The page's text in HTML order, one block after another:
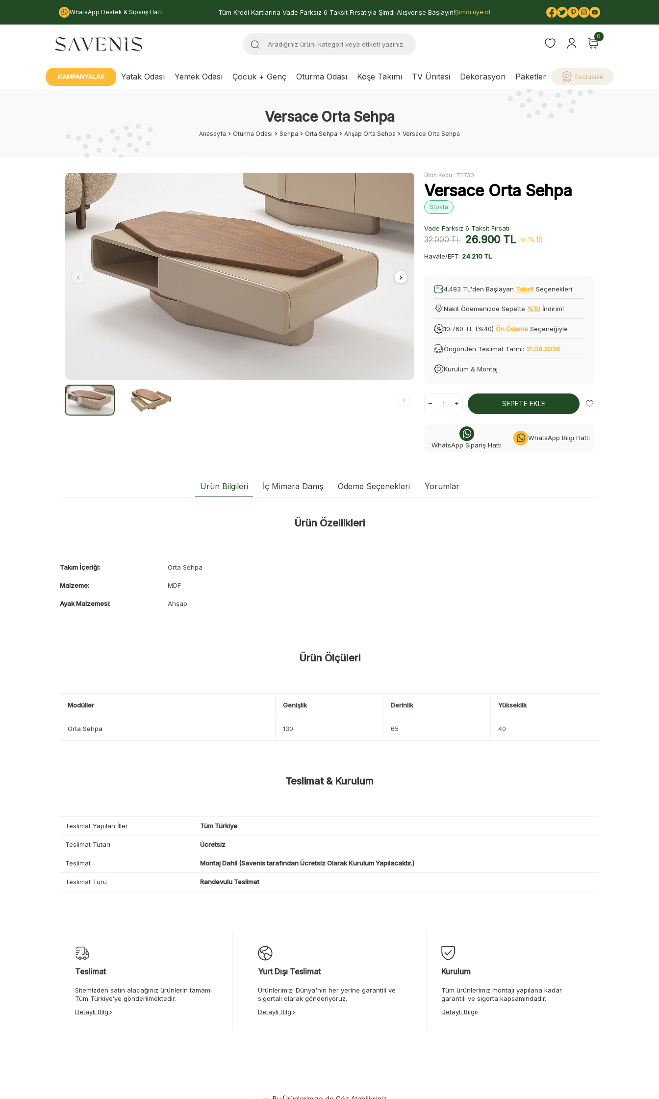
WhatsApp Destek & Sipariş Hattı Tüm Kredi Kartlarına Vade Farksız 6 Taksit Fırsatıyla Şimdi Alışverişe Başlayın!Şimdi üye ol
0
KAMPANYALAR Yatak Odası Yemek Odası Çocuk + Genç Oturma Odası Köşe Takımı TV Ünitesi Dekorasyon Paketler Exclusive
Versace Orta Sehpa
Anasayfa Oturma Odası Sehpa Orta Sehpa Ahşap Orta Sehpa Versace Orta Sehpa
Ürün Kodu :T11730
Versace Orta Sehpa
Stokta
Vade Farksız 6 Taksit Fırsatı
32.000TL 26.900TL %16
Havale/EFT: 24.210 TL
4.483 TL'den Başlayan Taksit Seçenekleri
Nakit Ödemenizde Sepette %10 İndirim!
10.760 TL (%40)Ön Ödeme Seçeneğiyle
Öngörülen Teslimat Tarihi: 31.08.2026
Kurulum & Montaj
SEPETE EKLE
WhatsApp Sipariş Hattı
WhatsApp Bilgi Hattı
Ürün Bilgileri İç Mimara Danış Ödeme Seçenekleri Yorumlar
Ürün Özellikleri
Takım İçeriği: Orta Sehpa
Malzeme: MDF
Ayak Malzemesi: Ahşap
Ürün Ölçüleri
Modüller Genişlik Derinlik Yükseklik
Orta Sehpa 130 65 40
Teslimat & Kurulum
Teslimat Yapılan İller Tüm Türkiye
Teslimat Tutarı Ücretsiz
Teslimat Montaj Dahil (Savenis tarafından Ücretsiz Olarak Kurulum Yapılacaktır.)
Teslimat Türü Randevulu Teslimat
Teslimat
Sitemizden satın alacağınız ürünlerin tamamı
Tüm Türkiye’ye gönderilmektedir.
Detaylı Bilgi
Yurt Dışı Teslimat
Ürünlerimizi Dünya'nın her yerine garantili ve
sigortalı olarak gönderiyoruz.
Detaylı Bilgi
Kurulum
Tüm ürünlerimiz montajı yapılana kadar
garantili ve sigorta kapsamındadır.
Detaylı Bilgi